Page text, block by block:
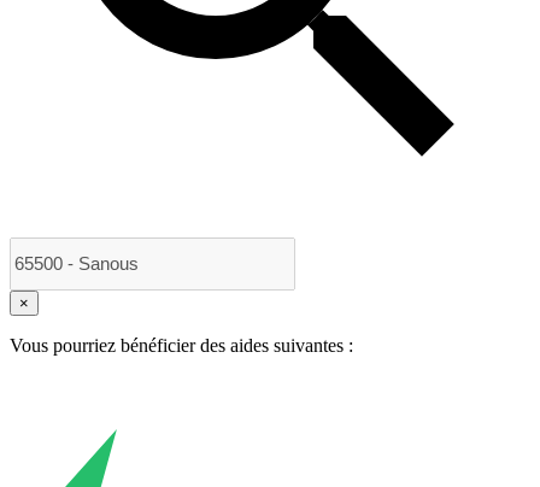
×
Vous pourriez bénéficier des aides suivantes :